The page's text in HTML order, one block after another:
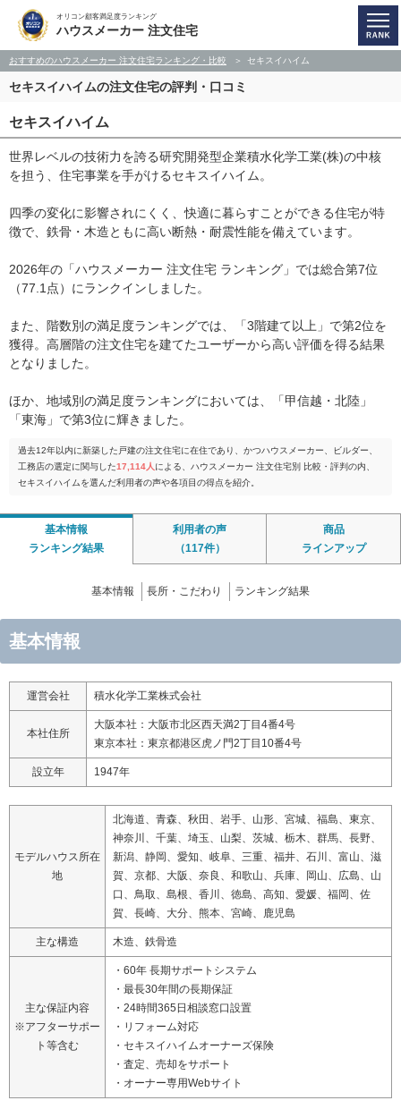
オリコン顧客満足度ランキング
ハウスメーカー 注文住宅
おすすめのハウスメーカー 注文住宅ランキング・比較 セキスイハイム
セキスイハイムの注文住宅の評判・口コミ
セキスイハイム
世界レベルの技術力を誇る研究開発型企業積水化学工業(株)の中核
を担う、住宅事業を手がけるセキスイハイム。
四季の変化に影響されにくく、快適に暮らすことができる住宅が特
徴で、鉄骨・木造ともに高い断熱・耐震性能を備えています。
2026年の「ハウスメーカー 注文住宅 ランキング」では総合第7位
（77.1点）にランクインしました。
また、階数別の満足度ランキングでは、「3階建て以上」で第2位を
獲得。高層階の注文住宅を建てたユーザーから高い評価を得る結果
となりました。
ほか、地域別の満足度ランキングにおいては、「甲信越・北陸」
「東海」で第3位に輝きました。
過去12年以内に新築した戸建の注文住宅に在住であり、かつハウスメーカー、ビルダー、
工務店の選定に関与した17,114人 による、ハウスメーカー 注文住宅別 比較・評判の内、
セキスイハイムを選んだ利用者の声や各項目の得点を紹介。
基本情報
ランキング結果
利用者の声
（117件）
商品
ラインアップ
基本情報 長所・こだわり ランキング結果
基本情報
運営会社 積水化学工業株式会社
本社住所
大阪本社：大阪市北区西天満2丁目4番4号
東京本社：東京都港区虎ノ門2丁目10番4号
設立年 1947年
モデルハウス所在
地
北海道、青森、秋田、岩手、山形、宮城、福島、東京、
神奈川、千葉、埼玉、山梨、茨城、栃木、群馬、長野、
新潟、静岡、愛知、岐阜、三重、福井、石川、富山、滋
賀、京都、大阪、奈良、和歌山、兵庫、岡山、広島、山
口、鳥取、島根、香川、徳島、高知、愛媛、福岡、佐
賀、長崎、大分、熊本、宮崎、鹿児島
主な構造 木造、鉄骨造
主な保証内容
※アフターサポー
ト等含む
・60年 長期サポートシステム
・最長30年間の長期保証
・24時間365日相談窓口設置
・リフォーム対応
・セキスイハイムオーナーズ保険
・査定、売却をサポート
・オーナー専用Webサイト